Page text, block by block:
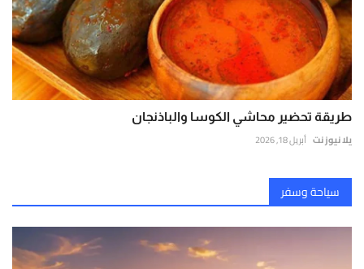
طريقة تحضير محاشي الكوسا والباذنجان
يلا نيوز نت أبريل 18, 2026
سياحة وسفر